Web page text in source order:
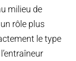
milieu de
rôle plus
le type